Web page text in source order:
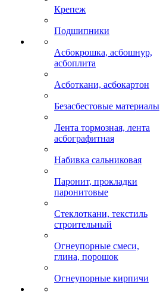
Крепеж
Подшипники
Асбокрошка, асбошнур,
асбоплита
Асботкани, асбокартон
Безасбестовые материалы
Лента тормозная, лента
асбографитная
Набивка сальниковая
Паронит, прокладки
паронитовые
Стеклоткани, текстиль
строительный
Огнеупорные смеси,
глина, порошок
Огнеупорные кирпичи